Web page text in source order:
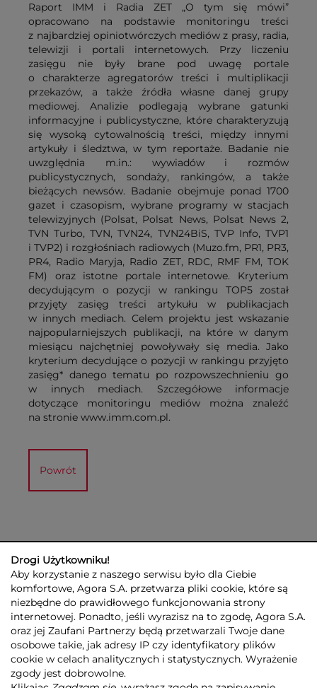
Raport IMM i Radia ZET „O tym się mówi”
opracowano na podstawie monitoringu treści
z najbardziej opiniotwórczych mediów z prasy, radia,
telewizji i portali internetowych. Przy liczeniu
zasięgu nie były brane pod uwagę portale
o charakterze agregatorów treści i multiplikacji
przekazów, a także źródła własne danej grupy
mediowej. Analizie podlegają wybrane gatunki
informacyjne i publicystyczne, które charakteryzują
się wysoką cytowalnością treści, między innymi
artykuły i śledztwa, w tym reportaże. Badanie nie
uwzględnia m.in.: wywiadów i rozmów
publicystycznych, sondaży, rankingów, a także
bieżących newsów. Badanie obejmuje ponad 1700
gazet i czasopism, wybrane programy w stacjach
telewizyjnych (Polsat, Polsat News, Polsat News 2,
TVN Turbo, TVN, TVN24, TVN24BiS, TVP Info, TVP1
i TVP2) i rozgłośniach radiowych (Muzo.fm, PR1, PR3,
PR4, Radio Maryja, Radio ZET, RDC, RMF FM, TOK
FM) oraz istotne portale internetowe. Kryterium
decydującym o pozycji w rankingu TOP5 został
przyjęty zasięg treści artykułu w publikacjach
w innych mediach. Celem projektu jest wskazanie
najpopularniejszych publikacji, na które w danym
miesiącu najchętniej powoływały się media. Jako
kryterium decydujące o pozycji w rankingu przyjęto
zasięg* danego tematu po rozpowszechnieniu go
w innych mediach. Szczegółowe informacje
dotyczące monitoringu mediów można znaleźć
na stronie www.imm.com.pl.
Powrót
GRUPA AGORA DLA INWESTORÓW DLA MEDIÓW
REKLAMA
ESG
KONTAKT
© 2026 Copyright AGORA SA
POLITYKA PRYWATNOŚCI AGORA S.A.
Drogi Użytkowniku!
Aby korzystanie z naszego serwisu było dla Ciebie
komfortowe, Agora S.A. przetwarza pliki cookie, które są
niezbędne do prawidłowego funkcjonowania strony
internetowej. Ponadto, jeśli wyrazisz na to zgodę, Agora S.A.
oraz jej Zaufani Partnerzy będą przetwarzali Twoje dane
osobowe takie, jak adresy IP czy identyfikatory plików
cookie w celach analitycznych i statystycznych. Wyrażenie
zgody jest dobrowolne.